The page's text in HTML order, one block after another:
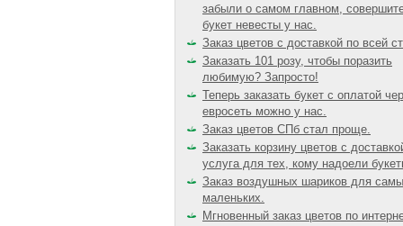
забыли о самом главном,
букет невесты у нас.
Заказ цветов с доставкой по всей
Заказать 101 розу, чтобы поразить
любимую? Запросто!
Теперь заказать букет с оплатой
евросеть можно у нас.
Заказ цветов СПб стал проще.
Заказать корзину цветов с
услуга для тех, кому надоели
Заказ воздушных шариков для
маленьких.
Мгновенный заказ цветов по